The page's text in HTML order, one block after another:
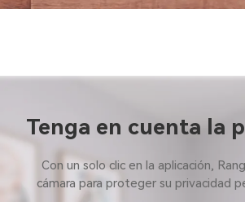
Tenga en cuenta la
Con un solo clic en la aplicación,
cámara para proteger su privacidad